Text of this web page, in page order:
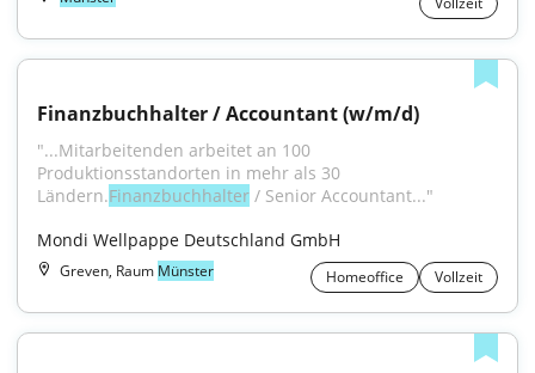
Finanzbuchhalter / Accountant (w/m/d)
"...Mitarbeitenden arbeitet an 100
Produktionsstandorten in mehr als 30
Ländern.Finanzbuchhalter / Senior Accountant..."
Mondi Wellpappe Deutschland GmbH
Greven, Raum Münster Homeoffice Vollzeit